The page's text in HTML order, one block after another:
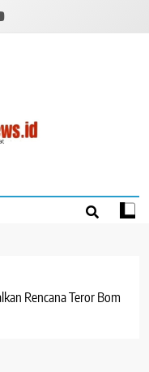
Rencana Teror Bom